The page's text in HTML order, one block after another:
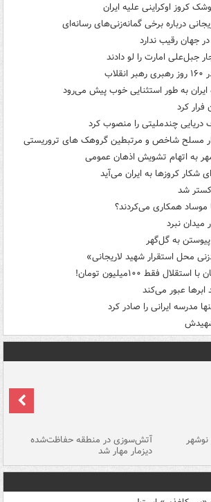
کروز اوکراینی علیه ایران
درباره برخی گمانه‌زنی‌های رسانه‌ای
جهان رقیب ندارد
جبل‌علی امارت را لو دادند
ایران به طور استثنایی خوب پیش می‌رود
کرد
دریایی چندملیتی را منصوب کرد
شکار کروزها به ایران می‌آید
موساد همکاری می‌کردند؟
میدان نبرد
به گل‌گهر
محل استقرار شهید لاریجانی»
فقط ۱۰۰میلیون تومان!
ابرها عبور می‌کند
مدرسه ایرانی را صادر کرد
آتش‌سوزی در منطقه حفاظت‌شده
دیزمار مهار شد